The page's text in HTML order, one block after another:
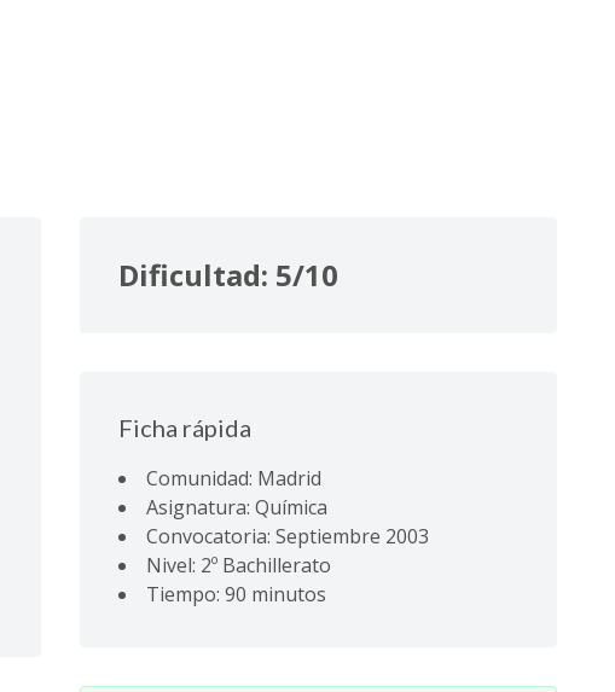
Dificultad: 5/10
Ficha rápida
Comunidad: Madrid
Asignatura: Química
Convocatoria: Septiembre 2003
Nivel: 2º Bachillerato
Tiempo: 90 minutos